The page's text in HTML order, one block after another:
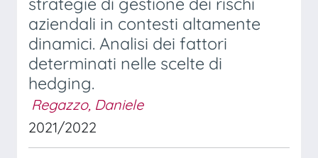
aziendali in contesti altamente
dinamici. Analisi dei fattori
determinati nelle scelte di
hedging.
Regazzo, Daniele
2021/2022